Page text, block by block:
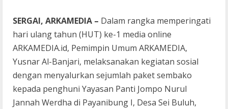
SERGAI, ARKAMEDIA – Dalam rangka memperingati
hari ulang tahun (HUT) ke-1 media online
ARKAMEDIA.id, Pemimpin Umum ARKAMEDIA,
Yusnar Al-Banjari, melaksanakan kegiatan sosial
dengan menyalurkan sejumlah paket sembako
kepada penghuni Yayasan Panti Jompo Nurul
Jannah Werdha di Payanibung I, Desa Sei Buluh,